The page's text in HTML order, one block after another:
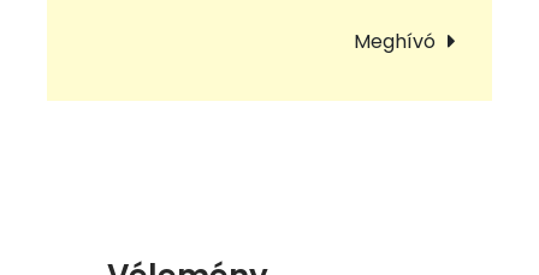
Meghívó